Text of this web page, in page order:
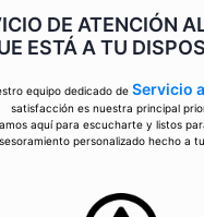
DE ATENCIÓN
ESTÁ A TU
equipo dedicado de Servicio
satisfacción es nuestra principal
aquí para escucharte y listos
personalizado hecho a